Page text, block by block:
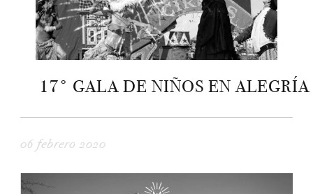
17° GALA DE NIÑOS EN ALEGRÍA
06 febrero 2020